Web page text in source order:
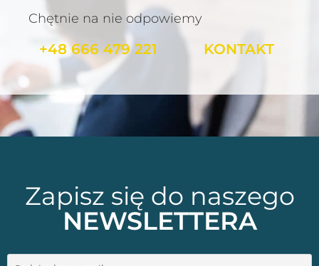
Chętnie na nie odpowiemy
+48 666 479 221 KONTAKT
Zapisz się do naszego
NEWSLETTERA